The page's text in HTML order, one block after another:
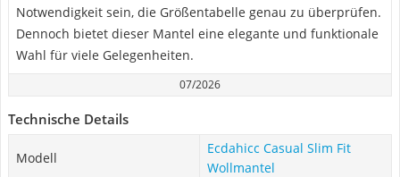
Notwendigkeit sein, die Größentabelle genau zu überprüfen.
Dennoch bietet dieser Mantel eine elegante und funktionale
Wahl für viele Gelegenheiten.
07/2026
Technische Details
Modell
Ecdahicc Casual Slim Fit
Wollmantel